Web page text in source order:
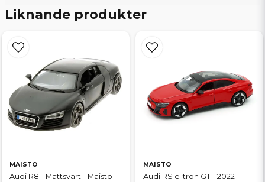
Liknande produkter
MAISTO
Audi R8 - Mattsvart - Maisto -
MAISTO
Audi RS e-tron GT - 2022 -